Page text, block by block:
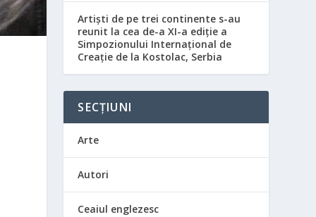
Artiști de pe trei continente s-au
reunit la cea de-a XI-a ediție a
Simpozionului Internațional de
Creație de la Kostolac, Serbia
SECȚIUNI
Arte
Autori
Ceaiul englezesc